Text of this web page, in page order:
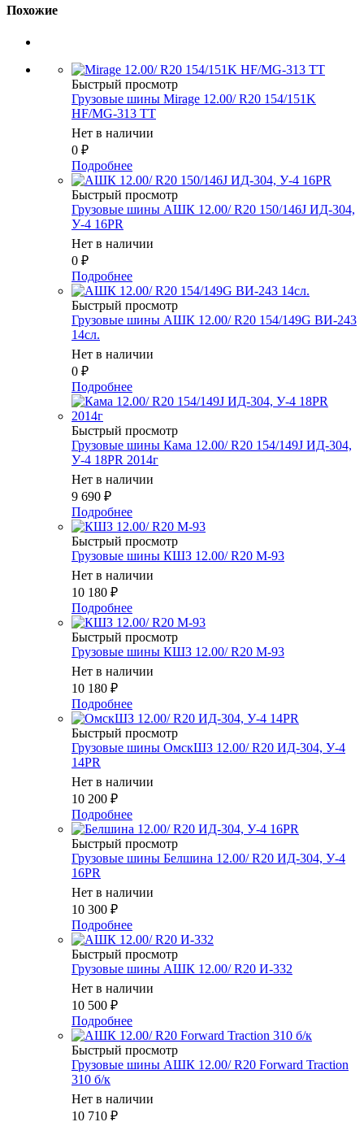
Похожие
Быстрый просмотр
Грузовые шины Mirage 12.00/ R20 154/151K
HF/MG-313 TT
Нет в наличии
0 ₽
Подробнее
Быстрый просмотр
Грузовые шины АШК 12.00/ R20 150/146J ИД-304,
У-4 16PR
Нет в наличии
0 ₽
Подробнее
Быстрый просмотр
Грузовые шины АШК 12.00/ R20 154/149G ВИ-243
14сл.
Нет в наличии
0 ₽
Подробнее
Быстрый просмотр
Грузовые шины Кама 12.00/ R20 154/149J ИД-304,
У-4 18PR 2014г
Нет в наличии
9 690 ₽
Подробнее
Быстрый просмотр
Грузовые шины КШЗ 12.00/ R20 М-93
Нет в наличии
10 180 ₽
Подробнее
Быстрый просмотр
Грузовые шины КШЗ 12.00/ R20 М-93
Нет в наличии
10 180 ₽
Подробнее
Быстрый просмотр
Грузовые шины ОмскШЗ 12.00/ R20 ИД-304, У-4
14PR
Нет в наличии
10 200 ₽
Подробнее
Быстрый просмотр
Грузовые шины Белшина 12.00/ R20 ИД-304, У-4
16PR
Нет в наличии
10 300 ₽
Подробнее
Быстрый просмотр
Грузовые шины АШК 12.00/ R20 И-332
Нет в наличии
10 500 ₽
Подробнее
Быстрый просмотр
Грузовые шины АШК 12.00/ R20 Forward Traction
310 б/к
Нет в наличии
10 710 ₽